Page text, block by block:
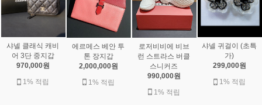
샤넬 클래식 캐비
어 3단 중지갑
970,000원
1% 적립
에르메스 베안 투
톤 장지갑
2,000,000원
1% 적립
로저비비에 비브
런 스트라스 버클
스니커즈
990,000원
1% 적립
샤넬 귀걸이 (초특
가)
299,000원
1% 적립